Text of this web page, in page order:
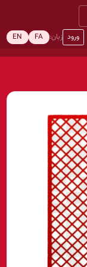
ورود زبان: FA
EN